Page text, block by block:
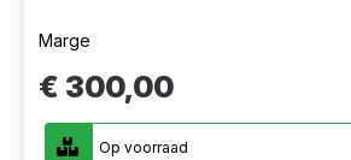
Marge
€ 300,00
Op voorraad